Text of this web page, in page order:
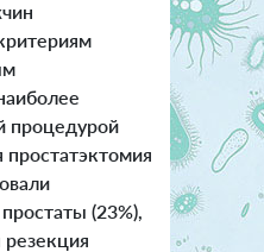
процедурой
(23%),
резекция